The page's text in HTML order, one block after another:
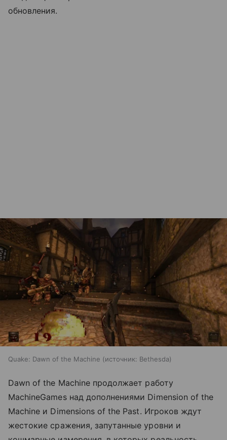
обновления.
Quake: Dawn of the Machine источник: Bethesda
Dawn of the Machine продолжает работу
MachineGames над дополнениями Dimension of the
Machine и Dimensions of the Past. Игроков ждут
жестокие сражения, запутанные уровни и